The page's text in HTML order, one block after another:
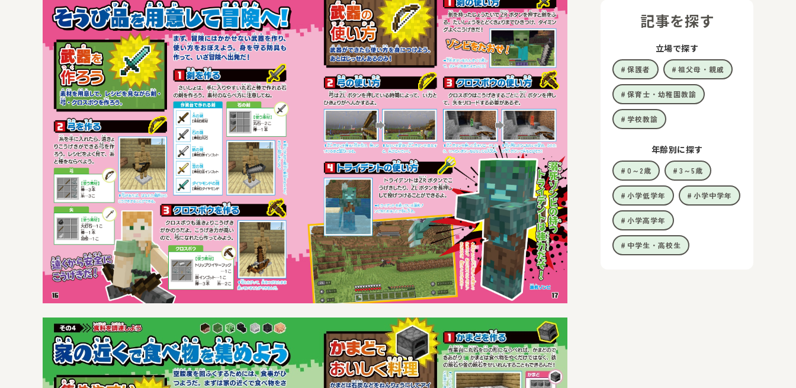
記事を探す
立場で探す
保護者 祖父母・親戚
保育士・幼稚園教諭
学校教諭
年齢別に探す
0～2歳 3～5歳
小学低学年 小学中学年
小学高学年
中学生・高校生